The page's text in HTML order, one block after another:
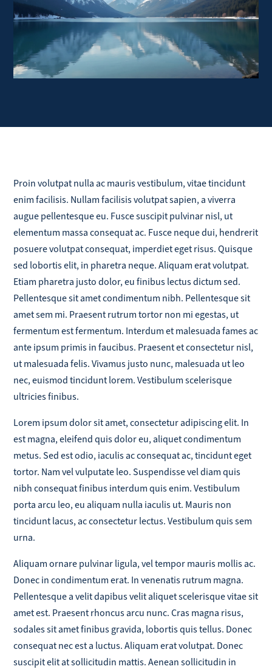
Proin volutpat nulla ac mauris vestibulum, vitae tincidunt
enim facilisis. Nullam facilisis volutpat sapien, a viverra
augue pellentesque eu. Fusce suscipit pulvinar nisl, ut
elementum massa consequat ac. Fusce neque dui, hendrerit
posuere volutpat consequat, imperdiet eget risus. Quisque
sed lobortis elit, in pharetra neque. Aliquam erat volutpat.
Etiam pharetra justo dolor, eu finibus lectus dictum sed.
Pellentesque sit amet condimentum nibh. Pellentesque sit
amet sem mi. Praesent rutrum tortor non mi egestas, ut
fermentum est fermentum. Interdum et malesuada fames ac
ante ipsum primis in faucibus. Praesent et consectetur nisl,
ut malesuada felis. Vivamus justo nunc, malesuada ut leo
nec, euismod tincidunt lorem. Vestibulum scelerisque
ultricies finibus.
Lorem ipsum dolor sit amet, consectetur adipiscing elit. In
est magna, eleifend quis dolor eu, aliquet condimentum
metus. Sed est odio, iaculis ac consequat ac, tincidunt eget
tortor. Nam vel vulputate leo. Suspendisse vel diam quis
nibh consequat finibus interdum quis enim. Vestibulum
porta arcu leo, eu aliquam nulla iaculis ut. Mauris non
tincidunt lacus, ac consectetur lectus. Vestibulum quis sem
urna.
Aliquam ornare pulvinar ligula, vel tempor mauris mollis ac.
Donec in condimentum erat. In venenatis rutrum magna.
Pellentesque a velit dapibus velit aliquet scelerisque vitae sit
amet est. Praesent rhoncus arcu nunc. Cras magna risus,
sodales sit amet finibus gravida, lobortis quis tellus. Donec
consequat nec est a luctus. Aliquam erat volutpat. Donec
suscipit elit at sollicitudin mattis. Aenean sollicitudin in